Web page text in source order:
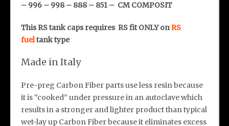
– 996 – 998 – 888 – 851 – CM COMPOSIT
This RS tank caps requires RS fit ONLY onRS
fueltank type
Made in Italy
Pre-preg Carbon Fiber parts use less resin because
it is “cooked” under pressure in an autoclave which
results in a stronger and lighter product than typical
wet-lay up Carbon Fiber because it eliminates excess